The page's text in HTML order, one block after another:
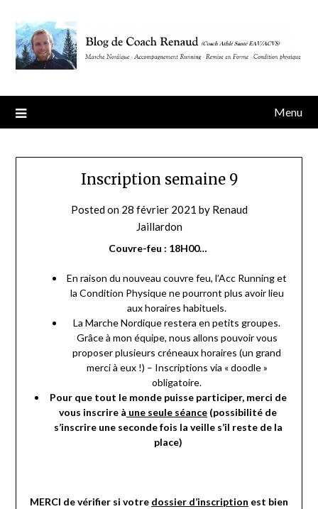
content
Menu
Inscription semaine 9
Posted on 28 février 2021 by Renaud
Jaillardon
Couvre-feu : 18H00…
En raison du nouveau couvre feu, l’Acc Running et
la Condition Physique ne pourront plus avoir lieu
aux horaires habituels.
La Marche Nordique restera en petits groupes.
Grâce à mon équipe, nous allons pouvoir vous
proposer plusieurs créneaux horaires (un grand
merci à eux !) – Inscriptions via « doodle »
obligatoire.
Pour que tout le monde puisse participer, merci de
vous inscrire à une seule séance (possibilité de
s’inscrire une seconde fois la veille s’il reste de la
place)
MERCI de vérifier si votre dossier d’inscription est bien